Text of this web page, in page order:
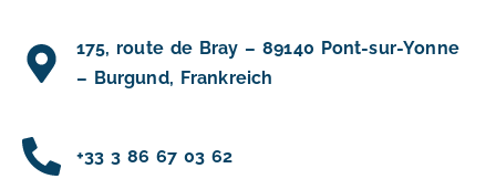
175, route de Bray – 89140 Pont-sur-Yonne
– Burgund, Frankreich
+33 3 86 67 03 62